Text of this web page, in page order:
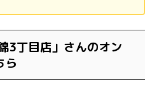
3丁目店」さんのオン
ら